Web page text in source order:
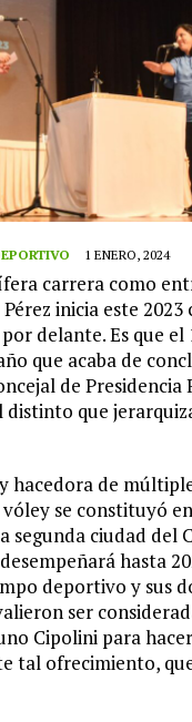
1 ENERO, 2024
carrera como
inicia este 2023
delante. Es que el
que acaba de
de Presidencia
distinto que
hacedora de
se constituyó
segunda ciudad del
hasta
deportivo y sus
ser
Cipolini para
tal ofrecimiento,